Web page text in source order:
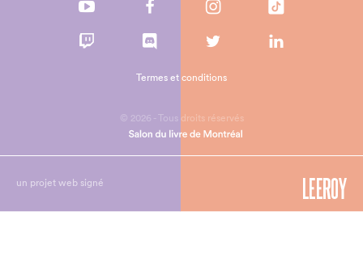
© 2026 - Tous droits réservés
Termes et conditions
un projet web signé